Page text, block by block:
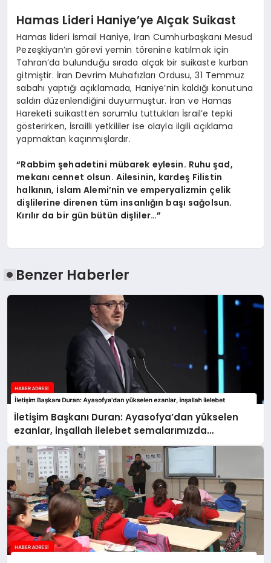
Hamas Lideri Haniye’ye Alçak Suikast
Hamas lideri İsmail Haniye, İran Cumhurbaşkanı Mesud
Pezeşkiyan’ın görevi yemin törenine katılmak için
Tahran’da bulunduğu sırada alçak bir suikaste kurban
gitmiştir. İran Devrim Muhafızları Ordusu, 31 Temmuz
sabahı yaptığı açıklamada, Haniye’nin kaldığı konutuna
saldırı düzenlendiğini duyurmuştur. İran ve Hamas
Hareketi suikastten sorumlu tuttukları İsrail’e tepki
gösterirken, İsrailli yetkililer ise olayla ilgili açıklama
yapmaktan kaçınmışlardır.
“Rabbim şehadetini mübarek eylesin. Ruhu şad,
mekanı cennet olsun. Ailesinin, kardeş Filistin
halkının, İslam Alemi’nin ve emperyalizmin çelik
dişlilerine direnen tüm insanlığın başı sağolsun.
Kırılır da bir gün bütün dişliler…”
Benzer Haberler
İletişim Başkanı Duran: Ayasofya’dan yükselen
ezanlar, inşallah ilelebet semalarımızda
yankılanmaya devam edecektir